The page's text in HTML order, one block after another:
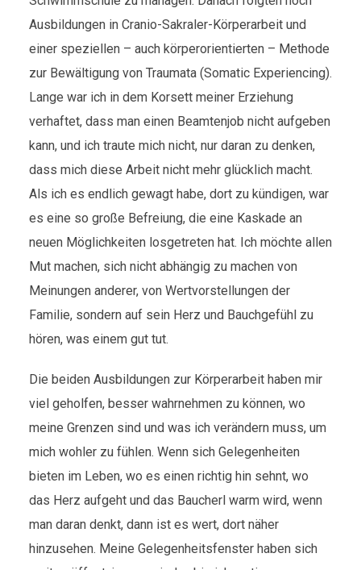
Ausbildungen in Cranio-Sakraler-Körperarbeit und
einer speziellen – auch körperorientierten – Methode
zur Bewältigung von Traumata (Somatic Experiencing).
Lange war ich in dem Korsett meiner Erziehung
verhaftet, dass man einen Beamtenjob nicht aufgeben
kann, und ich traute mich nicht, nur daran zu denken,
dass mich diese Arbeit nicht mehr glücklich macht.
Als ich es endlich gewagt habe, dort zu kündigen, war
es eine so große Befreiung, die eine Kaskade an
neuen Möglichkeiten losgetreten hat. Ich möchte allen
Mut machen, sich nicht abhängig zu machen von
Meinungen anderer, von Wertvorstellungen der
Familie, sondern auf sein Herz und Bauchgefühl zu
hören, was einem gut tut.
Die beiden Ausbildungen zur Körperarbeit haben mir
viel geholfen, besser wahrnehmen zu können, wo
meine Grenzen sind und was ich verändern muss, um
mich wohler zu fühlen. Wenn sich Gelegenheiten
bieten im Leben, wo es einen richtig hin sehnt, wo
das Herz aufgeht und das Baucherl warm wird, wenn
man daran denkt, dann ist es wert, dort näher
hinzusehen. Meine Gelegenheitsfenster haben sich